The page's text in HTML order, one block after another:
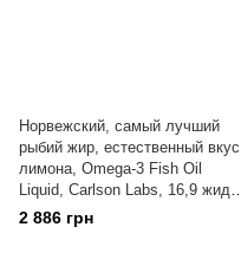
Норвежский, самый лучший
рыбий жир, естественный вкус
лимона, Omega-3 Fish Oil
Liquid, Carlson Labs, 16,9 жидк.
унц. (500 мл)
2 886 грн